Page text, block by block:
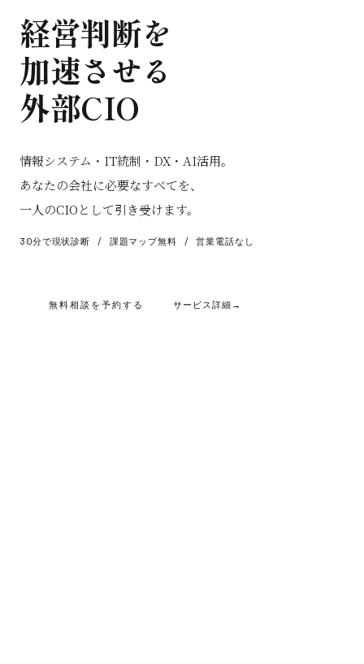
経営判断を
加速させる
外部CIO
情報システム・IT統制・DX・AI活用。
あなたの会社に必要なすべてを、
一人のCIOとして引き受けます。
30分で現状診断 / 課題マップ無料 / 営業電話なし
無料相談を予約する サービス詳細